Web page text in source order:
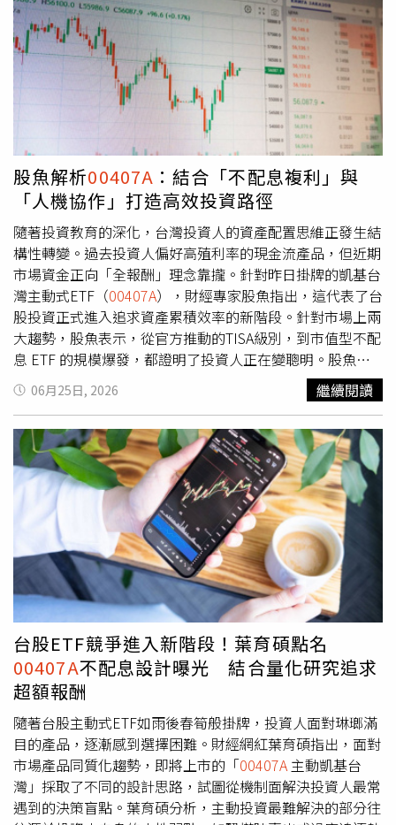
元、漲0.50元、漲幅0.28%、成交量逾39.4萬張。華邦電
(2344)收在219.50元、漲14.50元、漲幅7.07%、成交量超
過22.4萬張。台新臺灣優勢成長主動式ETF基金（00987A）
基金經理人魏永祥表示，主流大模型的token定價過去每年
下降40%，2026年起因技術進步且 AI需求飆漲，帶動
Token銷量大增，定價跟著大幅上升，而晶片廠商的計算成
本仍然以每年60%到70%的速度持續下行，預期2026上半
年超大規模資料中心獲利將顯著增加，有利於台灣AI供應鏈
的接單持續成長。 ETF部分，成交量拔頭籌的為新掛牌上市
的主動凱基台灣(
00407A)、超過36萬張，股價最高10.07
元、收在9.95元、漲0.07元、漲幅0.71%。元大台灣50正
2(00631L)逾24.7萬張、收在38.16元、漲0.08元、漲幅
0.21%。
股魚解析00407A ：結合「不配息複利」與
「人機協作」打造高效投資路徑
隨著投資教育的深化，台灣投資人的資產配置思維正發生結
構性轉變。過去投資人偏好高殖利率的現金流產品，但近期
市場資金正向「全報酬」理念靠攏。針對昨日掛牌的凱基台
灣主動式ETF（00407A），財經專家股魚指出，這代表了台
股投資正式進入追求資產累積效率的新階段。針對市場上兩
大趨勢，股魚表示，從官方推動的TISA級別，到市值型不配
息 ETF 的規模爆發，都證明了投資人正在變聰明。股魚指
出，許多投資人過去在面對「年報酬 10%」與「殖利率
10%」時，往往會誤判而選擇殖利率。事實上，若為了領取
現金股利，反而會面臨綜合所得稅、二代健保補充保費，以
及二次投入時產生的手續費磨擦，這些都會導致部位變小，
減損複利威力。股魚認為，想要加速資產累積，「不配息」
才是真正的財富密碼，因為它讓資金能直接在部位中進行長
期複利滾動。在不配息的基礎上， 00407A引入了「人機協
作」機制。股魚說明，這套機制並非完全依賴經理人的主觀
直覺，而是分三階段進行：透過量化系統初篩確保紀律、研
究團隊進行深度基本面分析，最後由經理人拍板決策。股魚
認為，這種機制將過去法人大戶專享的操盤精髓移植到 ETF
上，讓投資人既能保有 ETF 盤中靈活交易的優點，也能享
有主動選股的超額報酬機會。儘管市場對新產品充滿期待，
股魚也提醒投資人應理性評估。他指出，主動式 ETF 因為
涉及頻繁的汰弱留強與專業研究，其內扣費用率通常會高於
被動式產品，這會反映在淨值表現上。總體而言，股魚認為
對於追求長期資產成長的投資人來說，透過不配息機制來規
避稅務與交易成本，同時嘗試捕捉市場超額報酬，是一項值
得納入資產配置的選擇。但他也建議，投資人仍須根據自身
的風險承受度，妥善調整主、被動產品的配置比例，才能構
建出最穩健的財富組合。※免責聲明：文中所提之個股、基
06月25日, 2026 繼續閱讀
台股ETF競爭進入新階段！葉育碩點名
00407A不配息設計曝光 結合量化研究追求
超額報酬
隨著台股主動式ETF如雨後春筍般掛牌，投資人面對琳瑯滿
目的產品，逐漸感到選擇困難。財經網紅葉育碩指出，面對
市場產品同質化趨勢，即將上市的「00407A主動凱基台
灣」採取了不同的設計思路，試圖從機制面解決投資人最常
遇到的決策盲點。葉育碩分析，主動投資最難解決的部分往